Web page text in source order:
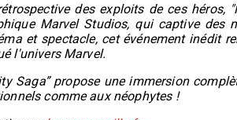
des exploits de ces
Marvel Studios, qui captive
et spectacle, cet événement inédit
l'univers Marvel.
Saga” propose une immersion
comme aux néophytes !